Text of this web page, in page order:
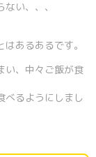
い、、、
あるあるです。
い、中々ご飯が食
べるようにしまし